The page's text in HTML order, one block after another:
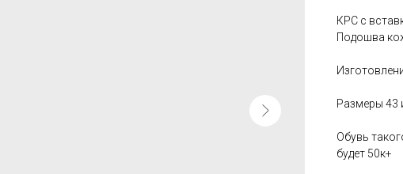
КРС с
Подошва
Размеры 43
Обувь
будет 50к+